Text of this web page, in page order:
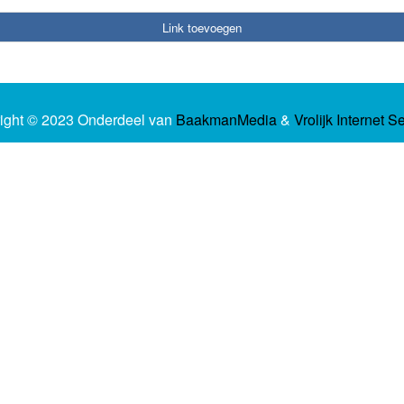
Link toevoegen
© 2023 Onderdeel van BaakmanMedia& Vrolijk Internet